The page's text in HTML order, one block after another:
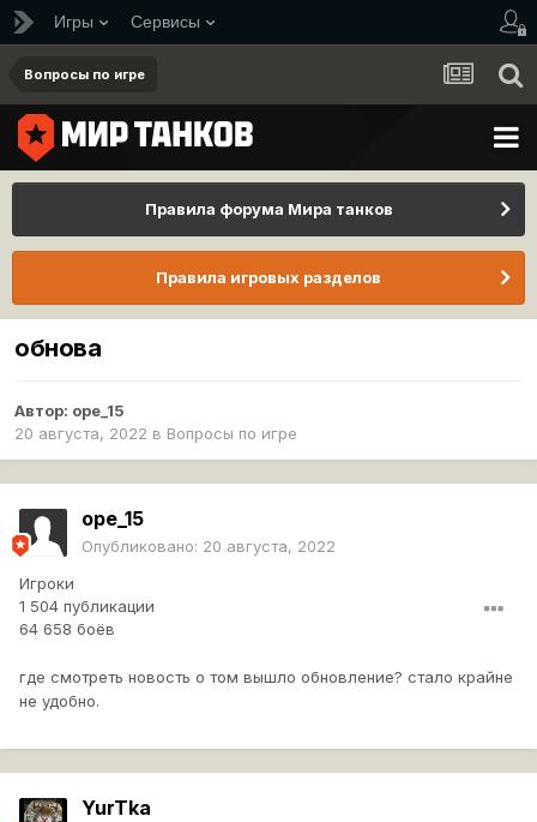
Игры Сервисы
Вопросы по игре
Правила форума Мира танков
Правила игровых разделов
обнова
Автор: ope_15
20 августа, 2022 в Вопросы по игре
ope_15
Опубликовано: 20 августа, 2022
Игроки
1 504 публикации
64 658 боёв
где смотреть новость о том вышло обновление? стало крайне
не удобно.
YurTka